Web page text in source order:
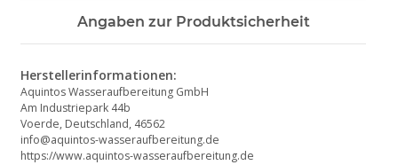
Angaben zur Produktsicherheit
Herstellerinformationen:
Aquintos Wasseraufbereitung GmbH
Am Industriepark 44b
Voerde, Deutschland, 46562
info@aquintos-wasseraufbereitung.de
https://www.aquintos-wasseraufbereitung.de